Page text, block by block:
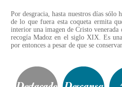
Por desgracia, hasta nuestros días sólo
de lo que fuera esta coqueta ermita
interior una imagen de Cristo
recogía Madoz en el siglo XIX. Es
por entonces a pesar de que se